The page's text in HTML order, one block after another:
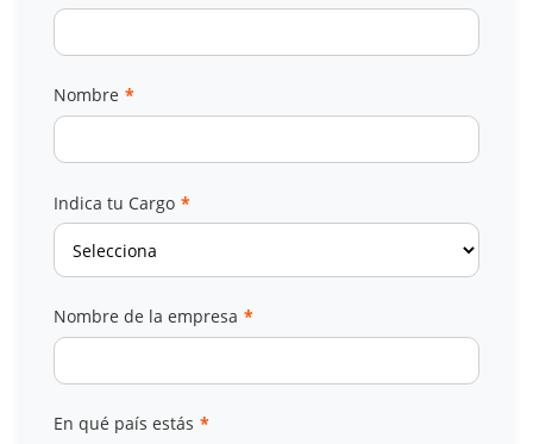
Nombre *
Indica tu Cargo *
Nombre de la empresa *
En qué país estás *